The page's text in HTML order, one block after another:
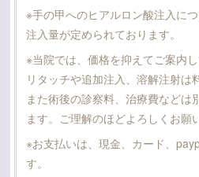
※手の甲へのヒアルロン酸注入に
注入量が定められております。
※当院では、価格を抑えてご案内
リタッチや追加注入、溶解注射は
また術後の診察料、治療費などは
ます。ご理解のほどよろしくお願
※お支払いは、現金、カード、
す。